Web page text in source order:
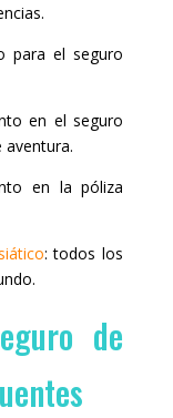
para el seguro
en el seguro
en la póliza
: todos los
de